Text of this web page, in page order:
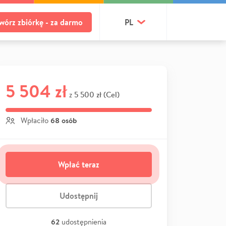
zbiórkę - za darmo PL
5 504 zł z 5 500 zł (Cel)
Wpłaciło 68 osób
Wpłać teraz
Udostępnij
62 udostępnienia